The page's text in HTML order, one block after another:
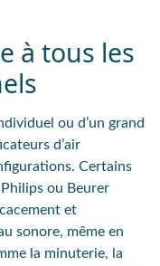
à tous les
ou d’un grand
d’air
. Certains
Philips ou Beurer
et
sonore, même en
la minuterie, la